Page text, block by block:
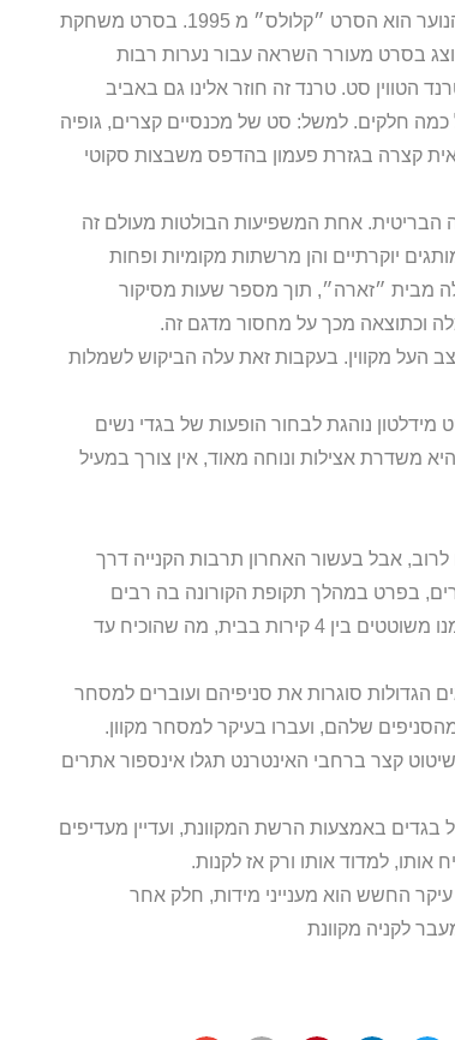
סרט נוסף שהשפיע רבות על עולם האופנה, בעיקר בקרב בנות הנוער הוא הסרט ״קלולס״ מ 1995. בסרט משחקת
בסרט מעורר השראה עבור נערות רבות
הטווין סט. טרנד זה חוזר אלינו גם באביב
כמה חלקים. למשל: סט של מכנסיים קצרים, גופיה
קצרה בגזרת פעמון בהדפס משבצות סקוטי
הבריטית. אחת המשפיעות הבולטות מעולם זה
יוקרתיים והן מרשתות מקומיות ופחות
מבית ״זארה״, תוך מספר שעות מסיקור
וכתוצאה מכך על מחסור מדגם זה.
מקווין. בעקבות זאת עלה הביקוש לשמלות
נוהגת לבחור הופעות של בגדי נשים
אצילות ונוחה מאוד, אין צורך במעיל
לרוב, אבל בעשור האחרון תרבות הקנייה דרך
בפרט במהלך תקופת הקורונה בה רבים
ממרכזי הקניות היו סגורים על מסגר ובריח, וכולנו מצאנו את עצמנו משוטטים בין 4 קירות בבית, מה שהוכיח עד
הגדולות סוגרות את סניפיהם ועוברים למסחר
שלהם, ועברו בעיקר למסחר מקוון.
קצר ברחבי האינטרנט תגלו אינספור אתרים
בגדים באמצעות הרשת המקוונת, ועדיין מעדיפים
למדוד אותו ורק אז לקנות.
החשש הוא מענייני מידות, חלק אחר
לקניה מקוונת